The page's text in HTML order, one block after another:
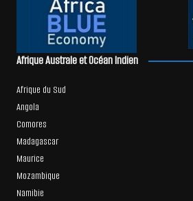
Afrique Australe et Océan Indien
Afrique du Sud
Angola
Comores
Madagascar
Maurice
Mozambique
Namibie